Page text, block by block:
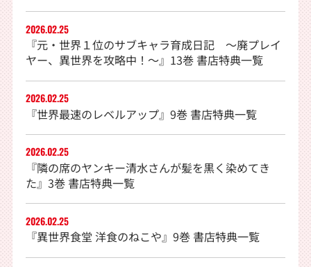
2026.02.25
『元・世界１位のサブキャラ育成日記 〜廃プレイ
ヤー、異世界を攻略中！〜』13巻 書店特典一覧
2026.02.25
『世界最速のレベルアップ』9巻 書店特典一覧
2026.02.25
『隣の席のヤンキー清水さんが髪を黒く染めてき
た』3巻 書店特典一覧
2026.02.25
『異世界食堂 洋食のねこや』9巻 書店特典一覧